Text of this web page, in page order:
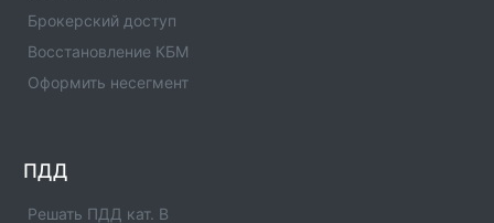
Единые агенты в городе Менделеевск
Список единых агентов в населенном пункте -
телефоны, услуги , отзывы
Список единых агентов в населенном пункте -
Единые агенты в городе Мамадыш. Адреса,
телефоны, услуги , отзывы
Брокерский доступ
Восстановление КБМ
Оформить несегмент
ПДД
Решать ПДД кат. B